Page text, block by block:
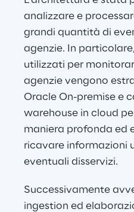
analizzare e
grandi quantità di
agenzie. In
utilizzati per
agenzie vengono
Oracle On-premise e
warehouse in cloud
maniera profonda ed
ricavare informazioni
eventuali disservizi.
Successivamente
ingestion ed